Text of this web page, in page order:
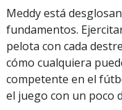
Meddy está
fundamentos.
pelota con cada
cómo cualquiera
competente en el
el juego con un poco